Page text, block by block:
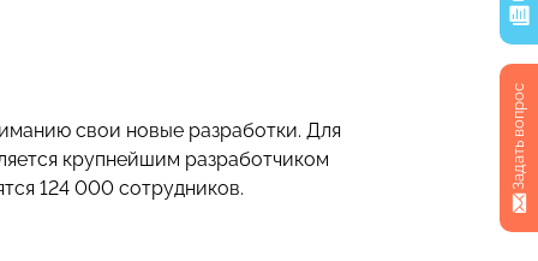
свои новые разработки. Для
крупнейшим разработчиком
124 000 сотрудников.
Задать вопрос